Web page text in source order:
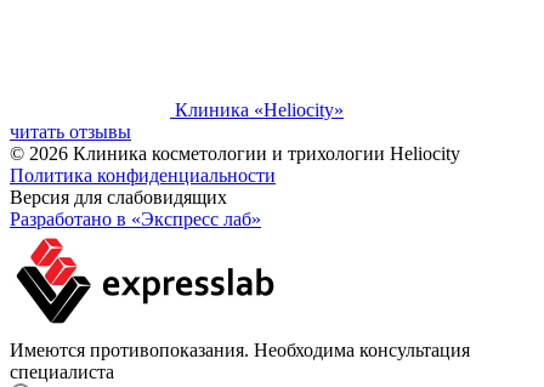
Клиника «Heliocity»
читать отзывы
© 2026 Клиника косметологии и трихологии Heliocity
Политика конфиденциальности
Версия для слабовидящих
Разработано в «Экспресс лаб»
Имеются противопоказания. Необходима консультация
специалиста